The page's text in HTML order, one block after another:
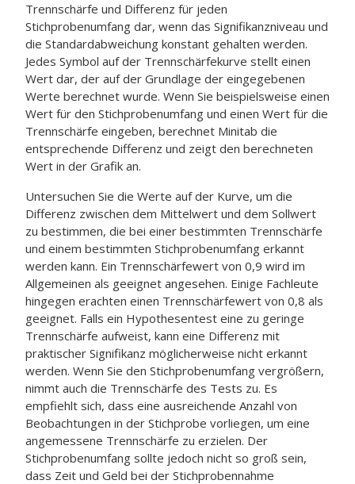
Trennschärfe und Differenz für jeden
Stichprobenumfang dar, wenn das Signifikanzniveau und
die Standardabweichung konstant gehalten werden.
Jedes Symbol auf der Trennschärfekurve stellt einen
Wert dar, der auf der Grundlage der eingegebenen
Werte berechnet wurde. Wenn Sie beispielsweise einen
Wert für den Stichprobenumfang und einen Wert für die
Trennschärfe eingeben, berechnet Minitab die
entsprechende Differenz und zeigt den berechneten
Wert in der Grafik an.
Untersuchen Sie die Werte auf der Kurve, um die
Differenz zwischen dem Mittelwert und dem Sollwert
zu bestimmen, die bei einer bestimmten Trennschärfe
und einem bestimmten Stichprobenumfang erkannt
werden kann. Ein Trennschärfewert von 0,9 wird im
Allgemeinen als geeignet angesehen. Einige Fachleute
hingegen erachten einen Trennschärfewert von 0,8 als
geeignet. Falls ein Hypothesentest eine zu geringe
Trennschärfe aufweist, kann eine Differenz mit
praktischer Signifikanz möglicherweise nicht erkannt
werden. Wenn Sie den Stichprobenumfang vergrößern,
nimmt auch die Trennschärfe des Tests zu. Es
empfiehlt sich, dass eine ausreichende Anzahl von
Beobachtungen in der Stichprobe vorliegen, um eine
angemessene Trennschärfe zu erzielen. Der
Stichprobenumfang sollte jedoch nicht so groß sein,
dass Zeit und Geld bei der Stichprobennahme